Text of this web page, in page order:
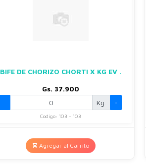
BIFE DE CHORIZO CHORTI X KG EV .
Gs. 37.900
-
Kg. +
Codigo: 103 - 103
Agregar al Carrito